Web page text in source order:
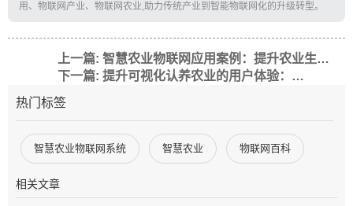
用、物联网产业、物联网农业,助力传统产业到智能物联网化的升级转型。
上一篇: 智慧农业物联网应用案例：提升农业生产效率的创新实践
下一篇: 提升可视化认养农业的用户体验：设计策略与实践
热门标签
智慧农业物联网系统 智慧农业 物联网百科
相关文章